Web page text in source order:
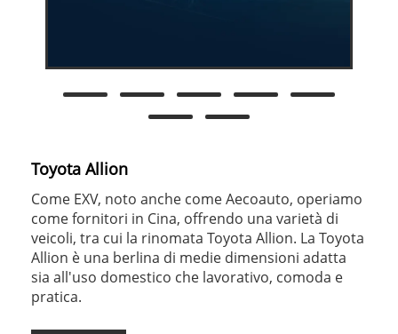
Toyota Allion
Come EXV, noto anche come Aecoauto, operiamo
come fornitori in Cina, offrendo una varietà di
veicoli, tra cui la rinomata Toyota Allion. La Toyota
Allion è una berlina di medie dimensioni adatta
sia all'uso domestico che lavorativo, comoda e
pratica.